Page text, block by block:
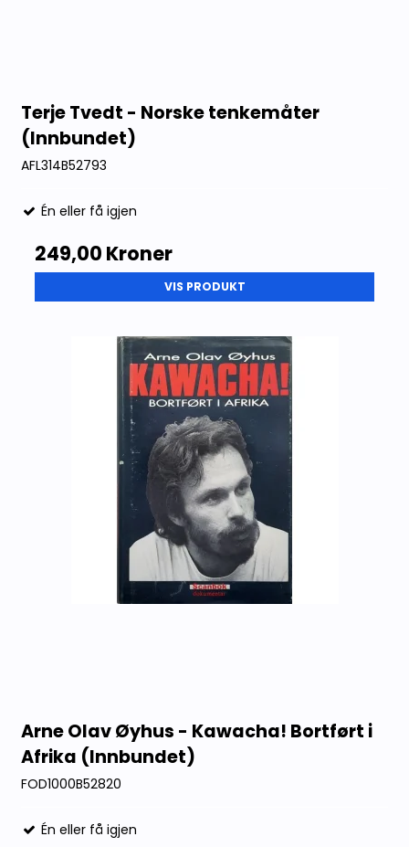
Terje Tvedt - Norske tenkemåter
(Innbundet)
AFL314B52793
Én eller få igjen
249,00 Kroner
VIS PRODUKT
Arne Olav Øyhus - Kawacha! Bortført i
Afrika (Innbundet)
FOD1000B52820
Én eller få igjen